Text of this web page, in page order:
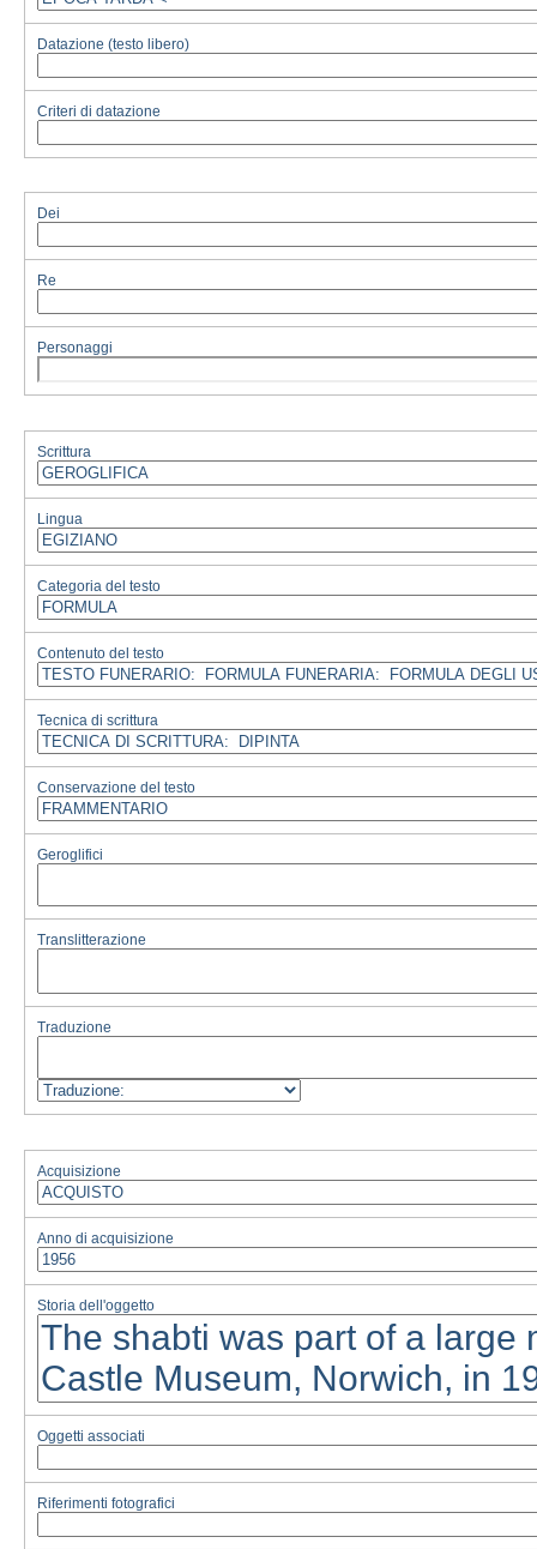
Datazione (testo libero)
Criteri di datazione
Dei
Re
Personaggi
Scrittura
Lingua
Categoria del testo
Contenuto del testo
Tecnica di scrittura
Conservazione del testo
Geroglifici
Translitterazione
Traduzione
Acquisizione
Anno di acquisizione
Storia dell'oggetto
Oggetti associati
Riferimenti fotografici